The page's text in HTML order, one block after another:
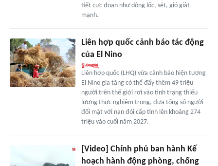
tiết cực đoan như dông lốc, sét, gió giật
mạnh.
Liên hợp quốc cảnh báo tác động
của El Nino
Liên hợp quốc (LHQ) vừa cảnh báo hiện tượng
El Nino gia tăng có thể đẩy thêm 49 triệu
người trên thế giới rơi vào tình trạng thiếu
lương thực nghiêm trọng, đưa tổng số người
đối mặt với nạn đói cấp tính lên khoảng 274
triệu vào cuối năm 2027.
[Video] Chính phủ ban hành Kế
hoạch hành động phòng, chống